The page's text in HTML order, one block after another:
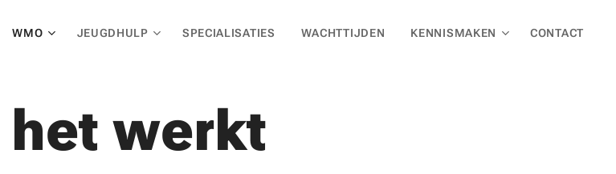
WMO JEUGDHULP SPECIALISATIES WACHTTIJDEN KENNISMAKEN CONTACT
het werkt